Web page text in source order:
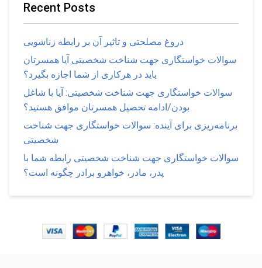
Recent Posts
دروغ مصلحتی و تاثیر آن بر رابطه زناشویی
سوالات خواستگاری جهت شناخت شخصیتی آیا همسرتان
باید در هرکاری از شما اجازه بگیرد؟
سوالات خواستگاری جهت شناخت شخصیتی: آیا با شاغل
بودن/ادامه تحصیل همسرتان موافق هستید؟
برنامه‌ریزی برای آینده: سوالات خواستگاری جهت شناخت
شخصیتی
سوالات خواستگاری جهت شناخت شخصیتی رابطه شما با
پدر، مادر، خواهرو برادر چگونه است؟